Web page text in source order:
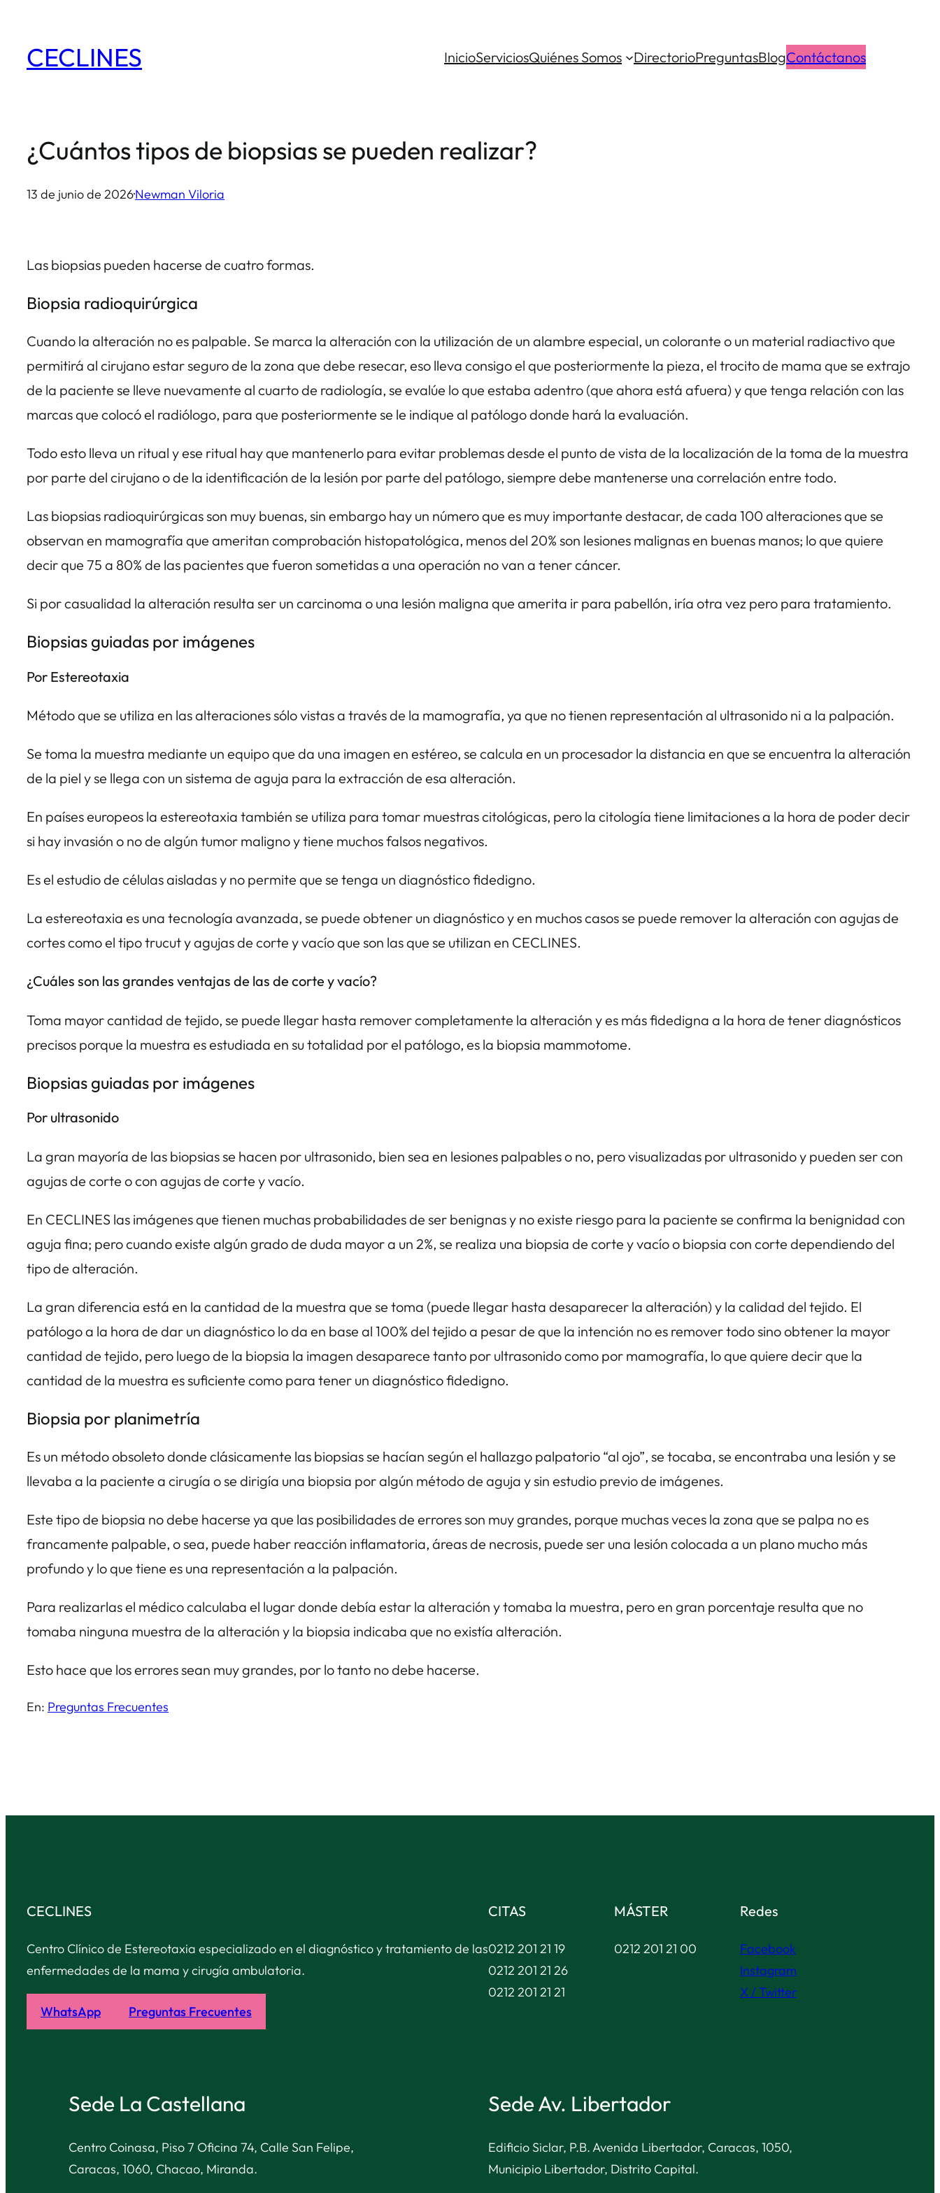
contenido
CECLINES InicioServiciosQuiénes Somos DirectorioPreguntasBlogContáctanos
¿Cuántos tipos de biopsias se pueden realizar?
13 de junio de 2026·Newman Viloria
Las biopsias pueden hacerse de cuatro formas.
Biopsia radioquirúrgica
Cuando la alteración no es palpable. Se marca la alteración con la utilización de un alambre especial, un colorante o un material radiactivo que
permitirá al cirujano estar seguro de la zona que debe resecar, eso lleva consigo el que posteriormente la pieza, el trocito de mama que se extrajo
de la paciente se lleve nuevamente al cuarto de radiología, se evalúe lo que estaba adentro (que ahora está afuera) y que tenga relación con las
marcas que colocó el radiólogo, para que posteriormente se le indique al patólogo donde hará la evaluación.
Todo esto lleva un ritual y ese ritual hay que mantenerlo para evitar problemas desde el punto de vista de la localización de la toma de la muestra
por parte del cirujano o de la identificación de la lesión por parte del patólogo, siempre debe mantenerse una correlación entre todo.
Las biopsias radioquirúrgicas son muy buenas, sin embargo hay un número que es muy importante destacar, de cada 100 alteraciones que se
observan en mamografía que ameritan comprobación histopatológica, menos del 20% son lesiones malignas en buenas manos; lo que quiere
decir que 75 a 80% de las pacientes que fueron sometidas a una operación no van a tener cáncer.
Si por casualidad la alteración resulta ser un carcinoma o una lesión maligna que amerita ir para pabellón, iría otra vez pero para tratamiento.
Biopsias guiadas por imágenes
Por Estereotaxia
Método que se utiliza en las alteraciones sólo vistas a través de la mamografía, ya que no tienen representación al ultrasonido ni a la palpación.
Se toma la muestra mediante un equipo que da una imagen en estéreo, se calcula en un procesador la distancia en que se encuentra la alteración
de la piel y se llega con un sistema de aguja para la extracción de esa alteración.
En países europeos la estereotaxia también se utiliza para tomar muestras citológicas, pero la citología tiene limitaciones a la hora de poder decir
si hay invasión o no de algún tumor maligno y tiene muchos falsos negativos.
Es el estudio de células aisladas y no permite que se tenga un diagnóstico fidedigno.
La estereotaxia es una tecnología avanzada, se puede obtener un diagnóstico y en muchos casos se puede remover la alteración con agujas de
cortes como el tipo trucut y agujas de corte y vacío que son las que se utilizan en CECLINES.
¿Cuáles son las grandes ventajas de las de corte y vacío?
Toma mayor cantidad de tejido, se puede llegar hasta remover completamente la alteración y es más fidedigna a la hora de tener diagnósticos
precisos porque la muestra es estudiada en su totalidad por el patólogo, es la biopsia mammotome.
Biopsias guiadas por imágenes
Por ultrasonido
La gran mayoría de las biopsias se hacen por ultrasonido, bien sea en lesiones palpables o no, pero visualizadas por ultrasonido y pueden ser con
agujas de corte o con agujas de corte y vacío.
En CECLINES las imágenes que tienen muchas probabilidades de ser benignas y no existe riesgo para la paciente se confirma la benignidad con
aguja fina; pero cuando existe algún grado de duda mayor a un 2%, se realiza una biopsia de corte y vacío o biopsia con corte dependiendo del
tipo de alteración.
La gran diferencia está en la cantidad de la muestra que se toma (puede llegar hasta desaparecer la alteración) y la calidad del tejido. El
patólogo a la hora de dar un diagnóstico lo da en base al 100% del tejido a pesar de que la intención no es remover todo sino obtener la mayor
cantidad de tejido, pero luego de la biopsia la imagen desaparece tanto por ultrasonido como por mamografía, lo que quiere decir que la
cantidad de la muestra es suficiente como para tener un diagnóstico fidedigno.
Biopsia por planimetría
Es un método obsoleto donde clásicamente las biopsias se hacían según el hallazgo palpatorio “al ojo”, se tocaba, se encontraba una lesión y se
llevaba a la paciente a cirugía o se dirigía una biopsia por algún método de aguja y sin estudio previo de imágenes.
Este tipo de biopsia no debe hacerse ya que las posibilidades de errores son muy grandes, porque muchas veces la zona que se palpa no es
francamente palpable, o sea, puede haber reacción inflamatoria, áreas de necrosis, puede ser una lesión colocada a un plano mucho más
profundo y lo que tiene es una representación a la palpación.
Para realizarlas el médico calculaba el lugar donde debía estar la alteración y tomaba la muestra, pero en gran porcentaje resulta que no
tomaba ninguna muestra de la alteración y la biopsia indicaba que no existía alteración.
Esto hace que los errores sean muy grandes, por lo tanto no debe hacerse.
En: Preguntas Frecuentes
CECLINES
Centro Clínico de Estereotaxia especializado en el diagnóstico y tratamiento de las
enfermedades de la mama y cirugía ambulatoria.
WhatsApp Preguntas Frecuentes
CITAS
0212 201 21 19
0212 201 21 26
0212 201 21 21
MÁSTER
0212 201 21 00
Redes
Facebook
Instagram
X / Twitter
Sede La Castellana
Centro Coinasa, Piso 7 Oficina 74, Calle San Felipe,
Caracas, 1060, Chacao, Miranda.
Sede Av. Libertador
Edificio Siclar, P.B. Avenida Libertador, Caracas, 1050,
Municipio Libertador, Distrito Capital.